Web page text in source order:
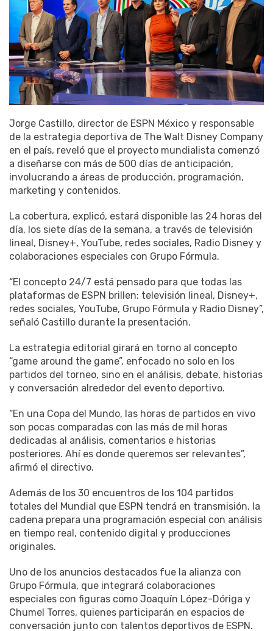
Jorge Castillo, director de ESPN México y responsable
de la estrategia deportiva de The Walt Disney Company
en el país, reveló que el proyecto mundialista comenzó
a diseñarse con más de 500 días de anticipación,
involucrando a áreas de producción, programación,
marketing y contenidos.
La cobertura, explicó, estará disponible las 24 horas del
día, los siete días de la semana, a través de televisión
lineal, Disney+, YouTube, redes sociales, Radio Disney y
colaboraciones especiales con Grupo Fórmula.
“El concepto 24/7 está pensado para que todas las
plataformas de ESPN brillen: televisión lineal, Disney+,
redes sociales, YouTube, Grupo Fórmula y Radio Disney”,
señaló Castillo durante la presentación.
La estrategia editorial girará en torno al concepto
“game around the game”, enfocado no solo en los
partidos del torneo, sino en el análisis, debate, historias
y conversación alrededor del evento deportivo.
“En una Copa del Mundo, las horas de partidos en vivo
son pocas comparadas con las más de mil horas
dedicadas al análisis, comentarios e historias
posteriores. Ahí es donde queremos ser relevantes”,
afirmó el directivo.
Además de los 30 encuentros de los 104 partidos
totales del Mundial que ESPN tendrá en transmisión, la
cadena prepara una programación especial con análisis
en tiempo real, contenido digital y producciones
originales.
Uno de los anuncios destacados fue la alianza con
Grupo Fórmula, que integrará colaboraciones
especiales con figuras como Joaquín López-Dóriga y
Chumel Torres, quienes participarán en espacios de
conversación junto con talentos deportivos de ESPN.